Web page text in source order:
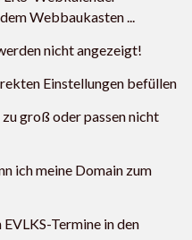
Webbaukasten ...
nicht angezeigt!
Einstellungen befüllen
groß oder passen nicht
ich meine Domain zum
Termine in den